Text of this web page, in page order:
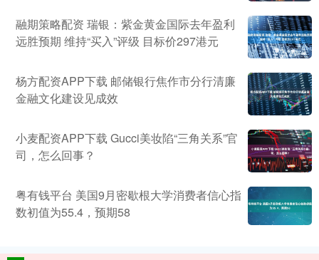
融期策略配资 瑞银：紫金黄金国际去年盈利
远胜预期 维持“买入”评级 目标价297港元
杨方配资APP下载 邮储银行焦作市分行清廉
金融文化建设见成效
小麦配资APP下载 Gucci美妆陷“三角关系”官
司，怎么回事？
粤有钱平台 美国9月密歇根大学消费者信心指
数初值为55.4，预期58